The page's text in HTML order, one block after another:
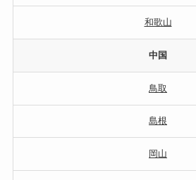
和歌山
中国
鳥取
島根
岡山